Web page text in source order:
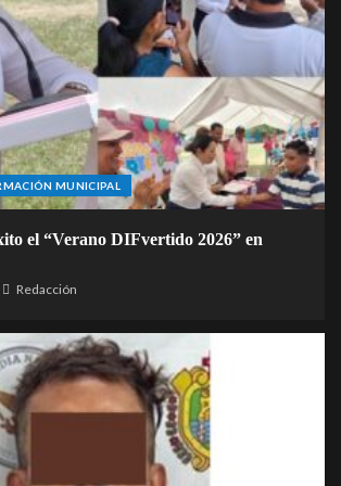
MUNICIPAL
el “Verano DIFvertido 2026” en
Redacción